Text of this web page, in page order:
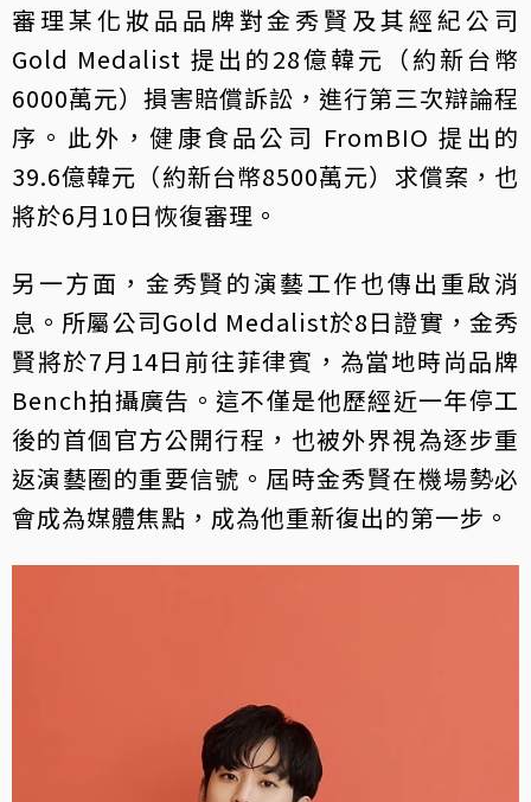
審理某化妝品品牌對金秀賢及其經紀公司
Gold Medalist⁠ 提出的28億韓元（約新台幣
6000萬元）損害賠償訴訟，進行第三次辯論程
序。此外，健康食品公司 FromBIO⁠ 提出的
39.6億韓元（約新台幣8500萬元）求償案，也
將於6月10日恢復審理。
另一方面，金秀賢的演藝工作也傳出重啟消
息。所屬公司Gold Medalist於8日證實，金秀
賢將於7月14日前往菲律賓，為當地時尚品牌
Bench⁠拍攝廣告。這不僅是他歷經近一年停工
後的首個官方公開行程，也被外界視為逐步重
返演藝圈的重要信號。屆時金秀賢在機場勢必
會成為媒體焦點，成為他重新復出的第一步。